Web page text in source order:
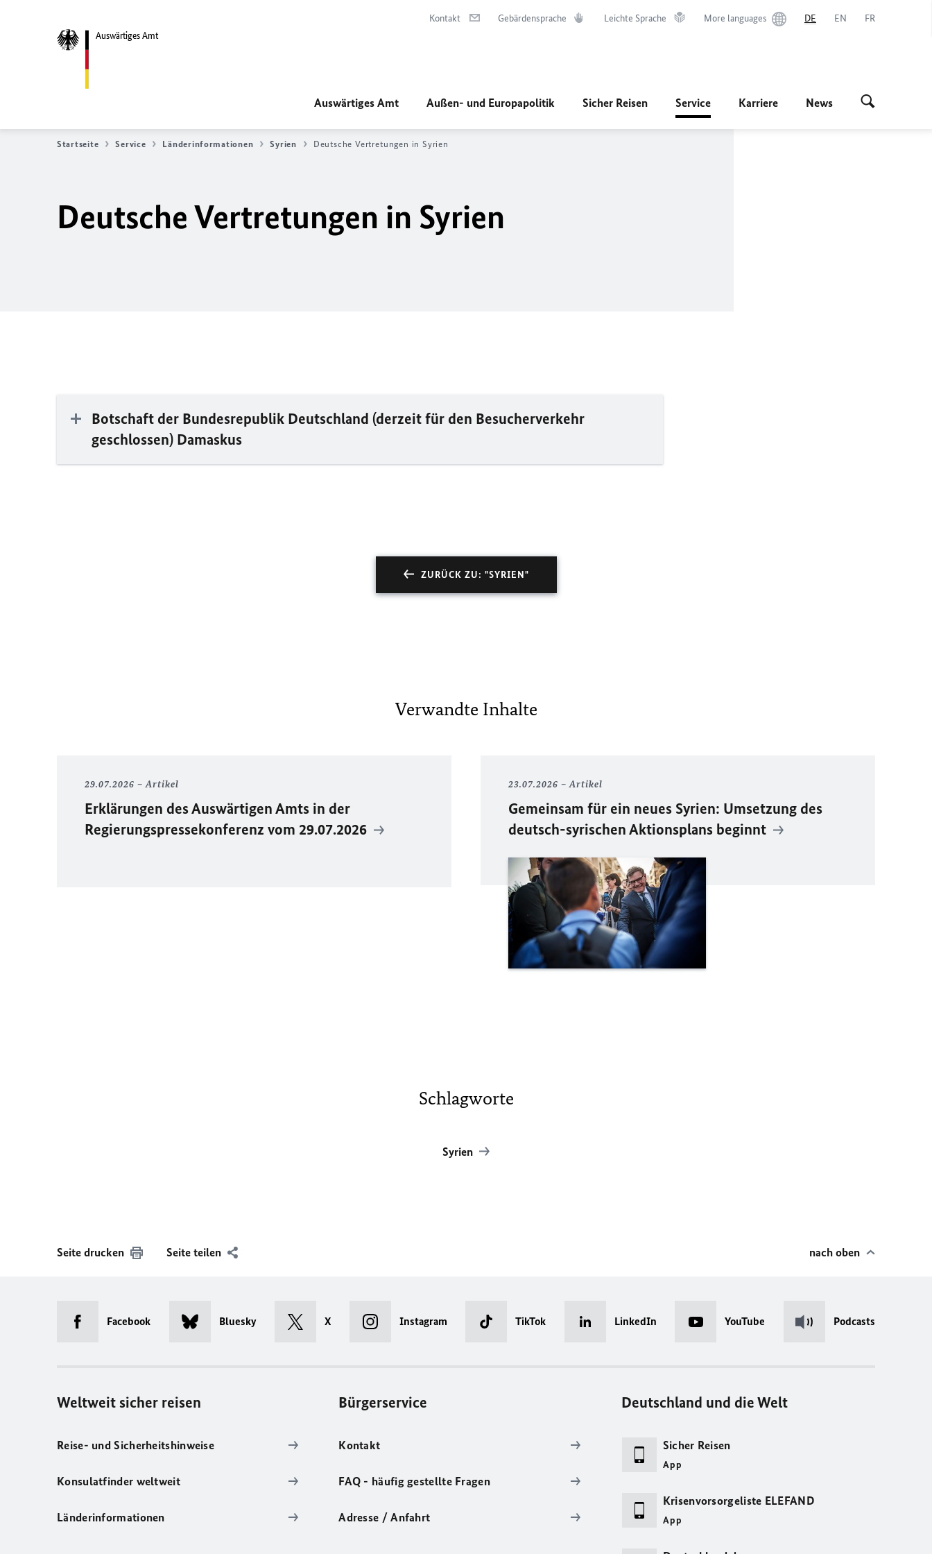
Auswärtiges Amt
Kontakt Gebärdensprache Leichte Sprache More languages DE EN FR
Auswärtiges Amt Außen- und Europapolitik Sicher Reisen Service Karriere News
Startseite Service Länderinformationen Syrien Deutsche Vertretungen in Syrien
Deutsche Vertretungen in Syrien
Botschaft der Bundesrepublik Deutschland (derzeit für den Besucherverkehr
geschlossen) Damaskus
ZURÜCK ZU: "SYRIEN"
Verwandte Inhalte
29.07.2026 Artikel
Erklärungen des Auswärtigen Amts in der
Regierungspressekonferenz vom 29.07.2026
23.07.2026 Artikel
Gemeinsam für ein neues Syrien: Umsetzung des
deutsch-syrischen Aktionsplans beginnt
Schlagworte
Syrien
Seite drucken Seite teilen nach oben
Facebook Bluesky X Instagram TikTok LinkedIn YouTube Podcasts
Weltweit sicher reisen
Reise- und Sicherheitshinweise
Konsulatfinder weltweit
Länderinformationen
Bürgerservice
Kontakt
FAQ - häufig gestellte Fragen
Adresse / Anfahrt
Deutschland und die Welt
Sicher Reisen
App
Krisenvorsorgeliste ELEFAND
App